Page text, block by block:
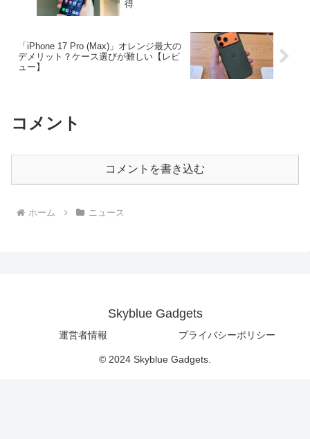
得
「iPhone 17 Pro (Max)」オレンジ最大の
デメリット？ケース選びが難しい【レビ
ュー】
コメント
コメントを書き込む
ホーム ニュース
Skyblue Gadgets
運営者情報 プライバシーポリシー
© 2024 Skyblue Gadgets.